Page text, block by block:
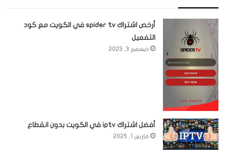
أرخص اشتراك spider tv في الكويت مع كود
التفعيل
ديسمبر 3, 2023
أفضل اشتراك iptv في الكويت بدون انقطاع
مارس 1, 2025